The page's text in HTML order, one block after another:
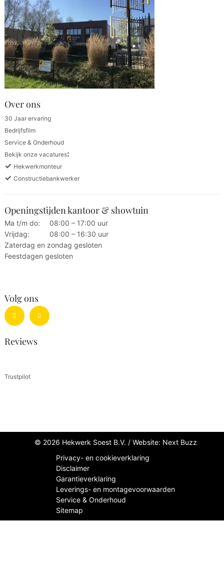
Over ons
30 Jaar ervaring
Bedrijfsfilm
Service & Onderhoud
Bekijk onze vacatures:
✓ Hekwerkmonteur
✓ Constructiebankwerker
Openingstijden kantoor & showtuin
Ma t/m do:
08:00 – 17:00 uur
Vrijdag:
08:00 – 16:30 uur
Zaterdag en zondag gesloten
Feestdagen gesloten
Volg ons
Reviews
Trustpilot
© 2026 Hekwerk Soest B.V. / Website: Next Buzz
Privacy- en cookieverklaring
Disclaimer
Garantieverklaring
Leverings- en montagevoorwaarden
Service & Onderhoud
Sitemap